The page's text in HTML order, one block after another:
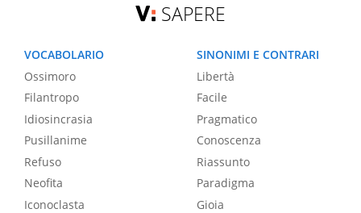
SAPERE
VOCABOLARIO
Ossimoro
Filantropo
Idiosincrasia
Pusillanime
Refuso
Neofita
Iconoclasta
SINONIMI E CONTRARI
Libertà
Facile
Pragmatico
Conoscenza
Riassunto
Paradigma
Gioia